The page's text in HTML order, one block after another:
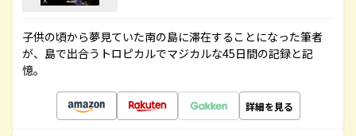
子供の頃から夢見ていた南の島に滞在することになった筆者
が、島で出合うトロピカルでマジカルな45日間の記録と記
憶。
詳細を見る